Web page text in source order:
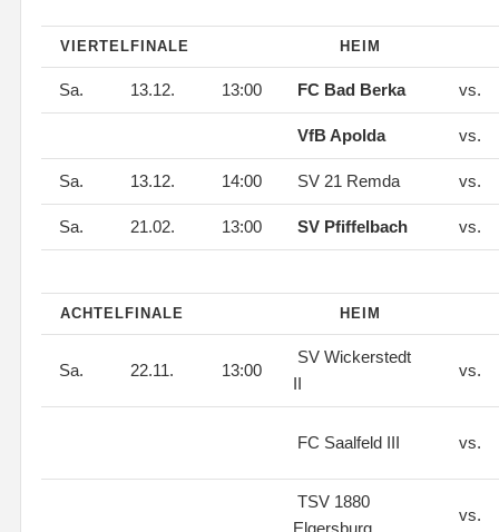
VIERTELFINALE HEIM
Sa. 13.12. 13:00 FC Bad Berka vs.
VfB Apolda vs.
Sa. 13.12. 14:00 SV 21 Remda vs.
Sa. 21.02. 13:00 SV Pfiffelbach vs.
ACHTELFINALE HEIM
Sa. 22.11. 13:00
SV Wickerstedt
II
vs.
FC Saalfeld III vs.
TSV 1880
Elgersburg
vs.